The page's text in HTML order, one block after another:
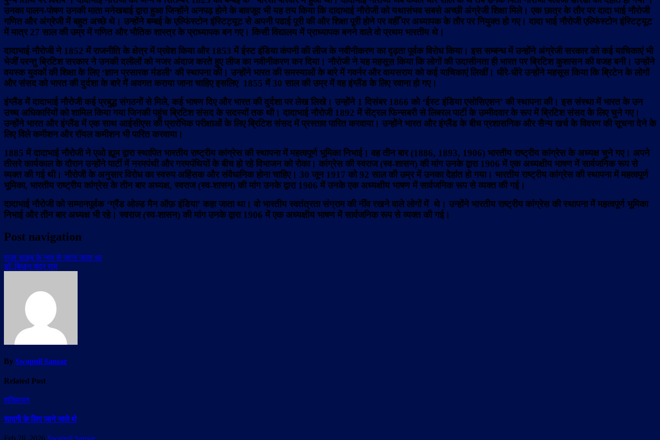
उनका पालन-पोषण उनकी माता मनेखबाई द्वारा हुआ जिन्होंने अनपढ़ होने के बावजूद भी यह तय किया कि दादाभाई नौरोजी को यथासंभव सबसे अच्छी अंग्रेजी शिक्षा मिले। एक छात्र के तौर पर दादा भाई नौरोजी
गणित और अंग्रेजी में बहुत अच्छे थे। उन्होंने बम्बई के एल्फिंस्टोन इंस्टिट्यूट से अपनी पढाई पूरी की और शिक्षा पूरी होने पर वहीँ पर अध्यापक के तौर पर नियुक्त हो गए। दादा भाई नौरोजी एल्फिंस्टोन इंस्टिट्यूट
में मात्र 27 साल की उम्र में गणित और भौतिक शास्त्र के प्राध्यापक बन गए। किसी विद्यालय में प्राध्यापक बनने वाले वो प्रथम भारतीय थे।
दादाभाई नौरोजी ने 1852 में राजनीति के क्षेत्र में प्रवेश किया और 1853 में ईस्ट इंडिया कंपनी की लीज के नवीनीकरण का दृढ़ता पूर्वक विरोध किया। इस सम्बन्ध में उन्होंने अंग्रेजी सरकार को कई याचिकाएं भी
भेजीं परन्तु ब्रिटिश सरकार ने उनकी दलीलों को नजर अंदाज करते हुए लीज का नवीनीकरण कर दिया। नौरोजी ने यह महसूस किया कि लोगों की उदासीनता ही भारत पर ब्रिटिश कुशासन की वजह बनी। उन्होंने
वयस्क युवकों की शिक्षा के लिए ‘ज्ञान प्रसारक मंडली’ की स्थापना की। उन्होंने भारत की समस्याओं के बारे में गवर्नर और वायसराय को कई याचिकाएं लिखीं। धीरे-धीरे उन्होंने महसूस किया कि ब्रिटेन के लोगों
और संसद को भारत की दुर्दशा के बारे में अवगत कराया जाना चाहिए इसलिए 1855 में 30 साल की उम्र में वह इंग्लैंड के लिए रवाना हो गए।
इंग्लैंड में दादाभाई नौरोजी कई प्रबुद्ध संगठनों से मिले, कई भाषण दिए और भारत की दुर्दशा पर लेख लिखे। उन्होंने 1 दिसंबर 1866 को ‘ईस्ट इंडिया एसोसिएशन’ की स्थापना की। इस संस्था में भारत के उन
उच्च अधिकारियों को शामिल किया गया जिनकी पहुंच ब्रिटिश संसद के सदस्यों तक थी। दादाभाई नौरोजी 1892 में सेंट्रल फिन्सबरी से लिबरल पार्टी के उम्मीदवार के रूप में ब्रिटिश संसद के लिए चुने गए।
उन्होंने भारत और इंग्लैंड में एक साथ आईसीएस की प्रारंभिक परीक्षाओं के लिए ब्रिटिश संसद में प्रस्ताव पारित करवाया। उन्होंने भारत और इंग्लैंड के बीच प्रशासनिक और सैन्य खर्च के विवरण की सूचना देने के
लिए विले कमीशन और रॉयल कमीशन भी पारित करवाया।
1885 में दादाभाई नौरोजी ने एओ ह्यूम द्वारा स्थापित भारतीय राष्ट्रीय कांग्रेस की स्थापना में महत्वपूर्ण भूमिका निभाई। वह तीन बार (1886, 1893, 1906) भारतीय राष्ट्रीय कांग्रेस के अध्यक्ष चुने गए। अपने
तीसरे कार्यकाल के दौरान उन्होंने पार्टी में नरमपंथी और गरमपंथियों के बीच हो रहे विभाजन को रोका। कांग्रेस की स्वराज (स्व-शासन) की मांग उनके द्वारा 1906 में एक अध्यक्षीय भाषण में सार्वजनिक रूप से
व्यक्त की गई थी। नौरोजी के अनुसार विरोध का स्वरुप अहिंसक और संवैधानिक होना चाहिए। 30 जून 1917 को 92 साल की उम्र में उनका देहांत हो गया। भारतीय राष्ट्रीय कांग्रेस की स्थापना में महत्वपूर्ण
भूमिका, भारतीय राष्ट्रीय कांग्रेस के तीन बार अध्यक्ष, स्वराज (स्व-शासन) की मांग उनके द्वारा 1906 में उनके एक अध्यक्षीय भाषण में सार्वजनिक रूप से व्यक्त की गई।
दादाभाई नौरोजी को सम्मानपूर्वक ‘ग्रैंड ओल्ड मैन ऑफ़ इंडिया’ कहा जाता था। वो भारतीय स्वतंत्रता संग्राम की नींव रखने वाले लोगों में थे। उन्होंने भारतीय राष्ट्रीय कांग्रेस की स्थापना में महत्वपूर्ण भूमिका
निभाई और तीन बार अध्यक्ष भी रहे। स्वराज (स्व-शासन) की मांग उनके द्वारा 1906 में एक अध्यक्षीय भाषण में सार्वजनिक रूप से व्यक्त की गई।
Post navigation
राजा साहब के नाम से जाना जाता था
डॉ. बिधान चंद्र राय
By Swapnil Sansar
Related Post
शख़्सियत
सादगी के लिए जाने जाते थे